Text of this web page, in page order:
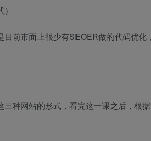
前市面上很少有SEOER做的代码优
种网站的形式，看完这一课之后，根